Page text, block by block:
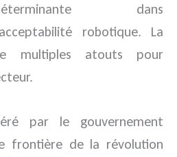
dans
robotique. La
multiples atouts pour
par le gouvernement
frontière de la révolution